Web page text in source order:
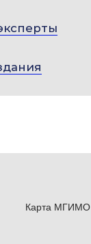
Карта МГИМО